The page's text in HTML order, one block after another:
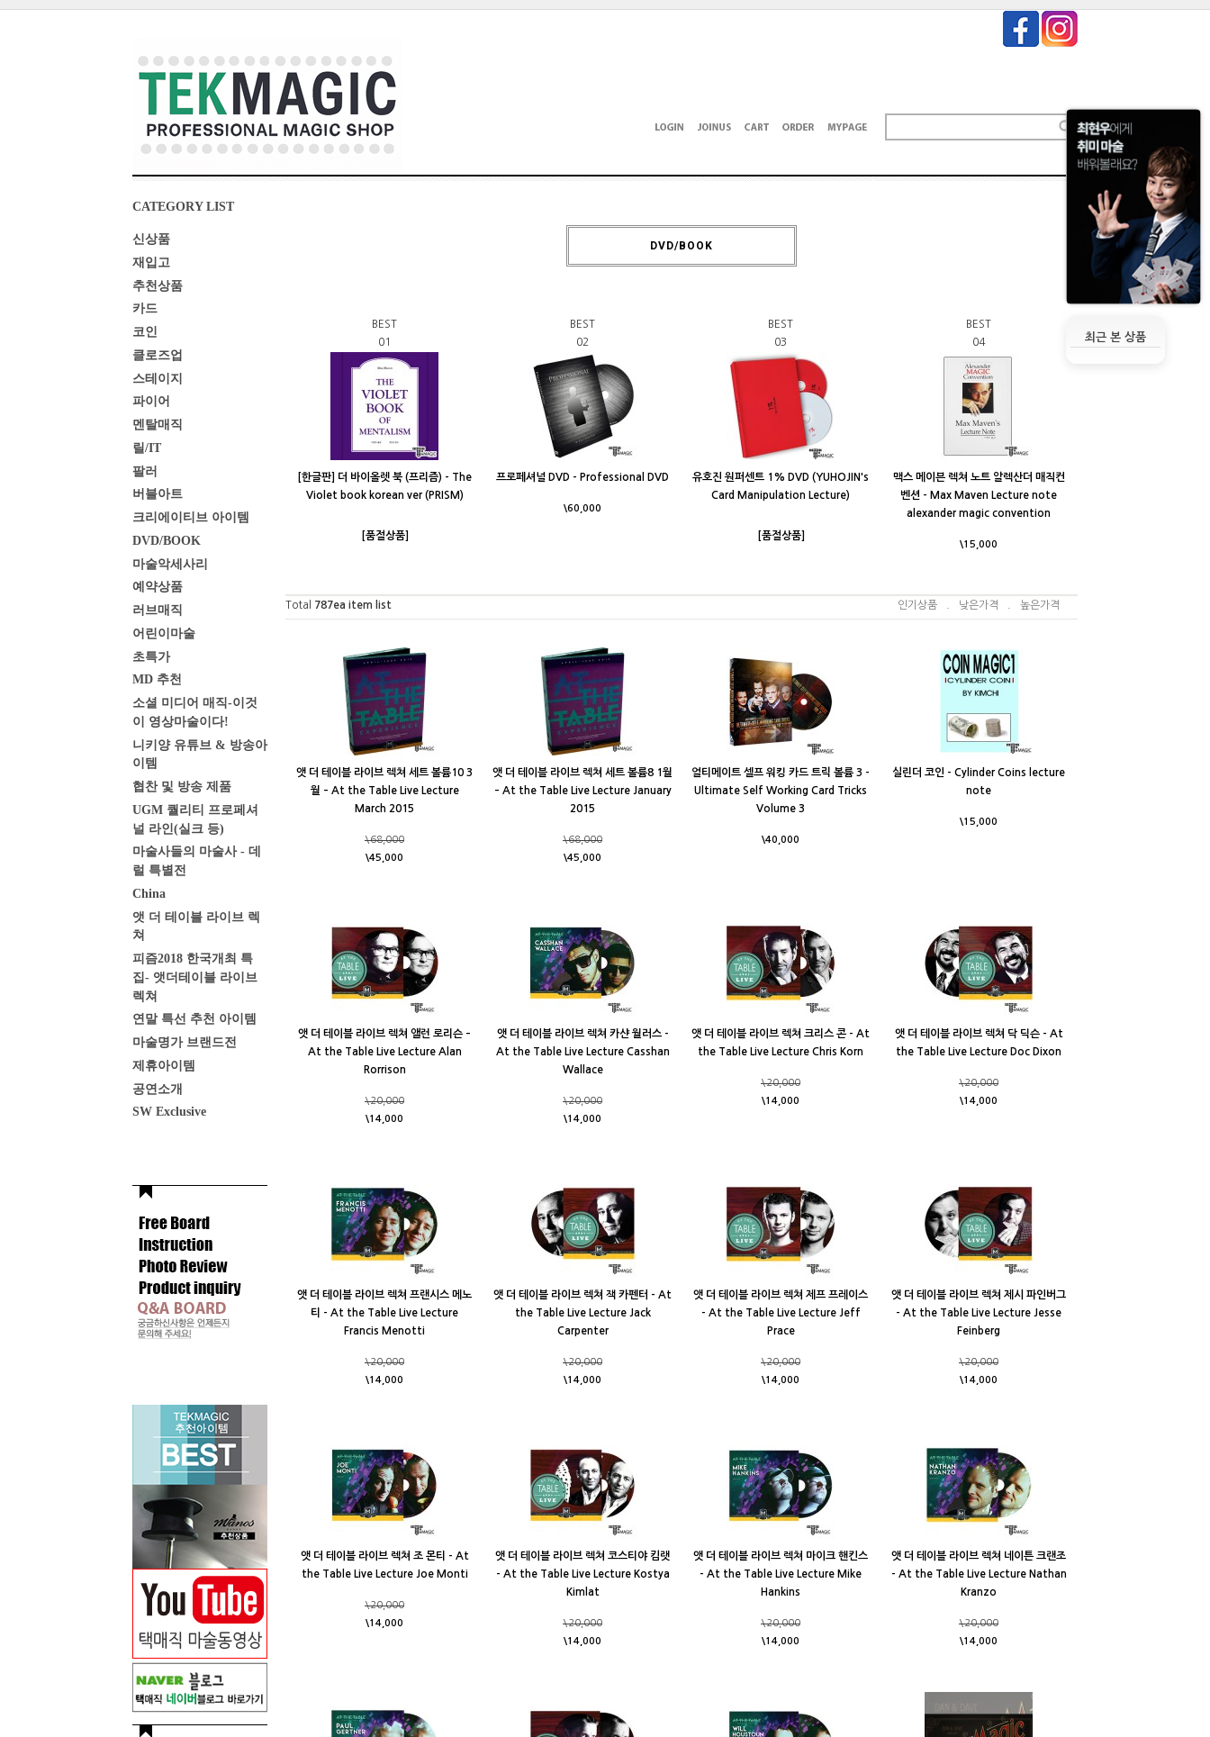
최근 본 상품
CATEGORY LIST
신상품
재입고
추천상품
카드
코인
클로즈업
스테이지
파이어
멘탈매직
릴/IT
팔러
버블아트
크리에이티브 아이템
DVD/BOOK
마술악세사리
예약상품
러브매직
어린이마술
초특가
MD 추천
소셜 미디어 매직-이것
이 영상마술이다!
니키양 유튜브 & 방송아
이템
협찬 및 방송 제품
UGM 퀄리티 프로페셔
널 라인(실크 등)
마술사들의 마술사 - 데
럴 특별전
China
앳 더 테이블 라이브 렉
쳐
피즘2018 한국개최 특
집- 앳더테이블 라이브
렉쳐
연말 특선 추천 아이템
마술명가 브랜드전
제휴아이템
공연소개
SW Exclusive
DVD/BOOK
BEST
01
[한글판] 더 바이올렛 북 (프리즘) - The
Violet book korean ver (PRISM)
[품절상품]
BEST
02
프로페셔널 DVD - Professional DVD
\60,000
BEST
03
유호진 원퍼센트 1% DVD (YUHOJIN's
Card Manipulation Lecture)
[품절상품]
BEST
04
맥스 메이븐 렉쳐 노트 알렉산더 매직컨
벤션 - Max Maven Lecture note
alexander magic convention
\15,000
Total 787ea item list 인기상품 낮은가격 높은가격
앳 더 테이블 라이브 렉쳐 세트 볼륨10 3
월 – At the Table Live Lecture
March 2015
\68,000
\45,000
앳 더 테이블 라이브 렉쳐 세트 볼륨8 1월
– At the Table Live Lecture January
2015
\68,000
\45,000
얼티메이트 셀프 워킹 카드 트릭 볼륨 3 -
Ultimate Self Working Card Tricks
Volume 3
\40,000
실린더 코인 - Cylinder Coins lecture
note
\15,000
앳 더 테이블 라이브 렉쳐 앨런 로리슨 –
At the Table Live Lecture Alan
Rorrison
\20,000
\14,000
앳 더 테이블 라이브 렉쳐 카샨 월러스 -
At the Table Live Lecture Casshan
Wallace
\20,000
\14,000
앳 더 테이블 라이브 렉쳐 크리스 콘 - At
the Table Live Lecture Chris Korn
\20,000
\14,000
앳 더 테이블 라이브 렉쳐 닥 딕슨 - At
the Table Live Lecture Doc Dixon
\20,000
\14,000
앳 더 테이블 라이브 렉쳐 프랜시스 메노
티 - At the Table Live Lecture
Francis Menotti
\20,000
\14,000
앳 더 테이블 라이브 렉쳐 잭 카펜터 - At
the Table Live Lecture Jack
Carpenter
\20,000
\14,000
앳 더 테이블 라이브 렉쳐 제프 프레이스
- At the Table Live Lecture Jeff
Prace
\20,000
\14,000
앳 더 테이블 라이브 렉쳐 제시 파인버그
- At the Table Live Lecture Jesse
Feinberg
\20,000
\14,000
앳 더 테이블 라이브 렉쳐 조 몬티 - At
the Table Live Lecture Joe Monti
\20,000
\14,000
앳 더 테이블 라이브 렉쳐 코스티야 킴랫
- At the Table Live Lecture Kostya
Kimlat
\20,000
\14,000
앳 더 테이블 라이브 렉쳐 마이크 핸킨스
- At the Table Live Lecture Mike
Hankins
\20,000
\14,000
앳 더 테이블 라이브 렉쳐 네이튼 크랜조
- At the Table Live Lecture Nathan
Kranzo
\20,000
\14,000